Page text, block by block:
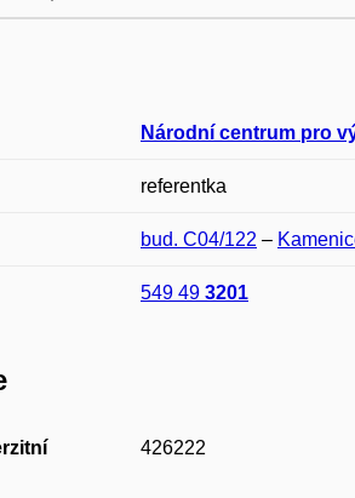
Národní centrum pro
referentka
bud. C04/122 –
549 49 3201
426222